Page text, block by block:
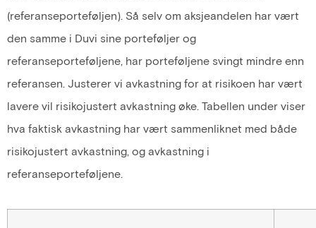
(referanseporteføljen). Så selv om aksjeandelen har vært
den samme i Duvi sine porteføljer og
referanseporteføljene, har porteføljene svingt mindre enn
referansen. Justerer vi avkastning for at risikoen har vært
lavere vil risikojustert avkastning øke. Tabellen under viser
hva faktisk avkastning har vært sammenliknet med både
risikojustert avkastning, og avkastning i
referanseporteføljene.